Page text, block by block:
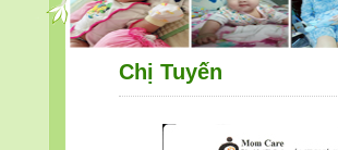
Chị Tuyến